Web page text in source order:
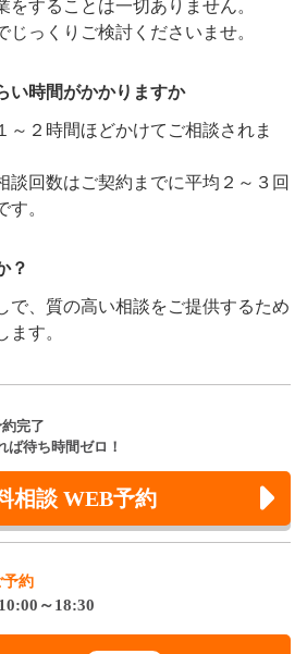
をすることは一切ありません。
じっくりご検討くださいませ。
い時間がかかりますか
～２時間ほどかけてご相談されま
談回数はご契約までに平均２～３回
す。
？
で、質の高い相談をご提供するため
ます。
完了
ば待ち時間ゼロ！
相談 WEB予約
予約
～18:30